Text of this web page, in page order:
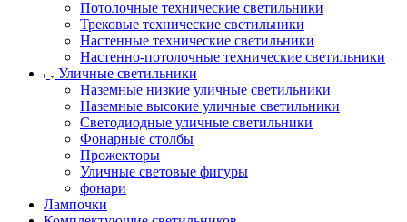
Потолочные технические светильники
Трековые технические светильники
Настенные технические светильники
Настенно-потолочные технические светильники
Уличные светильники
Наземные низкие уличные светильники
Наземные высокие уличные светильники
Светодиодные уличные светильники
Фонарные столбы
Прожекторы
Уличные световые фигуры
фонари
Лампочки